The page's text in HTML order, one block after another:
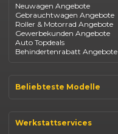
Neuwagen Angebote
Gebrauchtwagen Angebote
Roller & Motorrad Angebote
Gewerbekunden Angebote
Auto Topdeals
Behindertenrabatt Angebote
Beliebteste Modelle
Opel Corsa
Werkstattservices